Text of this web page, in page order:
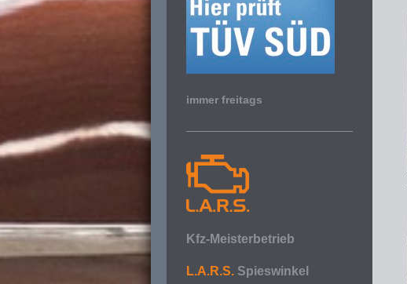
immer freitags
Kfz-Meisterbetrieb
L.A.R.S. Spieswinkel